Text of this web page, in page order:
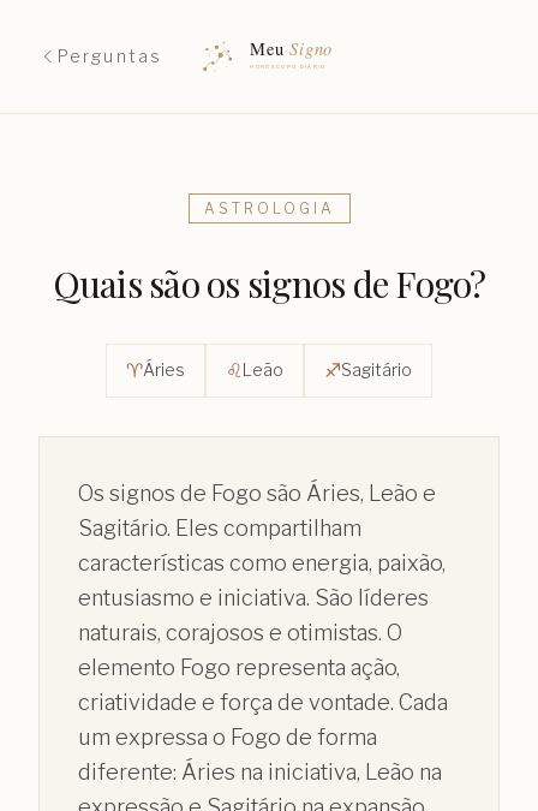
Perguntas
ASTROLOGIA
Quais são os signos de Fogo?
♈︎Áries ♌︎Leão ♐︎Sagitário
Os signos de Fogo são Áries, Leão e
Sagitário. Eles compartilham
características como energia, paixão,
entusiasmo e iniciativa. São líderes
naturais, corajosos e otimistas. O
elemento Fogo representa ação,
criatividade e força de vontade. Cada
um expressa o Fogo de forma
diferente: Áries na iniciativa, Leão na